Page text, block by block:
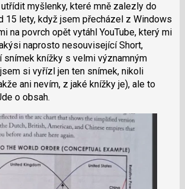
myšlenky, které mně zalezly do
15 lety, když jsem přecházel z Windows
na povrch opět vytáhl YouTube, který mi
naprosto nesouvisející Short,
snímek knížky s velmi významným
si vyřízl jen ten snímek, nikoli
ani nevím, z jaké knížky je), ale to
o obsah.